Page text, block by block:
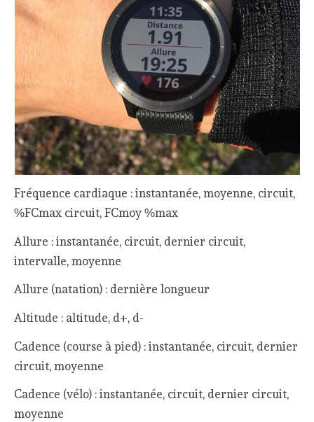
Fréquence cardiaque : instantanée, moyenne, circuit,
%FCmax circuit, FCmoy %max
Allure : instantanée, circuit, dernier circuit,
intervalle, moyenne
Allure (natation) : dernière longueur
Altitude : altitude, d+, d-
Cadence (course à pied) : instantanée, circuit, dernier
circuit, moyenne
Cadence (vélo) : instantanée, circuit, dernier circuit,
moyenne